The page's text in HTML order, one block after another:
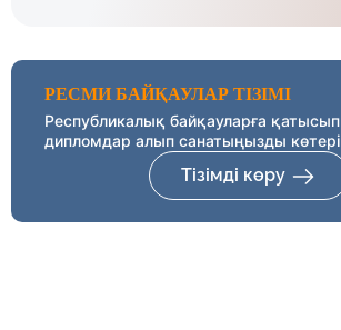
РЕСМИ БАЙҚАУЛАР ТІЗІМІ
Республикалық байқауларға
дипломдар алып санатыңызды
Тізімді көру